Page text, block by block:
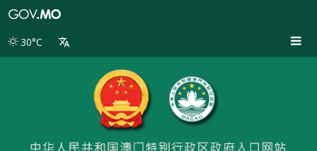
别
30°C